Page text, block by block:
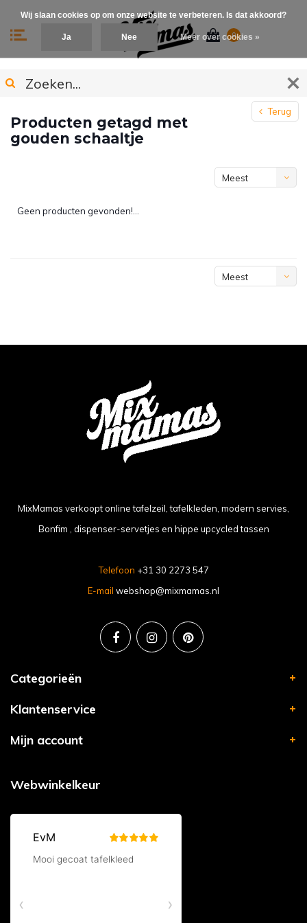
0
Terug
Producten getagd met
gouden schaaltje
Meest
Geen producten gevonden!...
Meest
MixMamas verkoopt online tafelzeil, tafelkleden, modern servies,
Bonfim , dispenser-servetjes en hippe upcycled tassen
Telefoon +31 30 2273 547
E-mail webshop@mixmamas.nl
Categorieën
Klantenservice
Mijn account
Webwinkelkeur
Wij slaan cookies op om onze website te verbeteren. Is dat akkoord?
Ja Nee Meer over cookies »